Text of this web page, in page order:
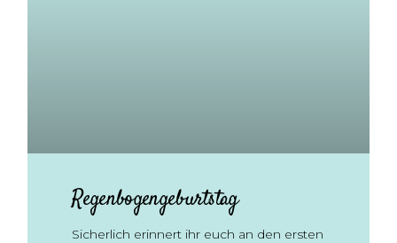
Regenbogengeburtstag
Sicherlich erinnert ihr euch an den ersten